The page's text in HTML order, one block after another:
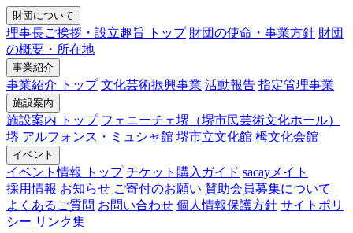
財団について
理事長ご挨拶・設立趣旨 トップ 財団の使命・事業方針 財団
の概要・所在地
事業紹介
事業紹介 トップ 文化芸術振興事業 活動報告 指定管理事業
施設案内
施設案内 トップ フェニーチェ堺（堺市民芸術文化ホール）
堺 アルフォンス・ミュシャ館 堺市立文化館 栂文化会館
イベント
イベント情報 トップ チケット購入ガイド sacayメイト
採用情報 お知らせ ご寄付のお願い 賛助会員募集について
よくあるご質問 お問い合わせ 個人情報保護方針 サイトポリ
シー リンク集